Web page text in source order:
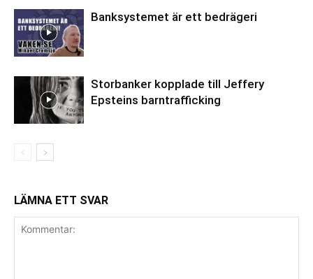
Banksystemet är ett bedrägeri
Storbanker kopplade till Jeffery
Epsteins barntrafficking
LÄMNA ETT SVAR